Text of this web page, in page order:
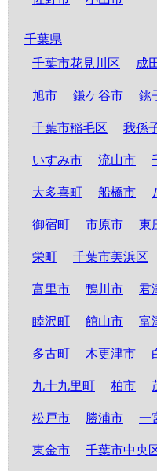
千葉県
千葉市花見川区
成
旭市 鎌ケ谷市 銚
千葉市稲毛区 我孫
いすみ市 流山市
大多喜町 船橋市
御宿町 市原市 東
栄町 千葉市美浜区
富里市 鴨川市 君
睦沢町 館山市 富
多古町 木更津市
九十九里町 柏市
松戸市 勝浦市 一
東金市 千葉市中央